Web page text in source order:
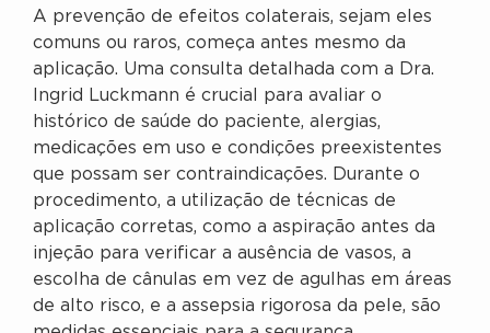
A prevenção de efeitos colaterais, sejam eles
comuns ou raros, começa antes mesmo da
aplicação. Uma consulta detalhada com a Dra.
Ingrid Luckmann é crucial para avaliar o
histórico de saúde do paciente, alergias,
medicações em uso e condições preexistentes
que possam ser contraindicações. Durante o
procedimento, a utilização de técnicas de
aplicação corretas, como a aspiração antes da
injeção para verificar a ausência de vasos, a
escolha de cânulas em vez de agulhas em áreas
de alto risco, e a assepsia rigorosa da pele, são